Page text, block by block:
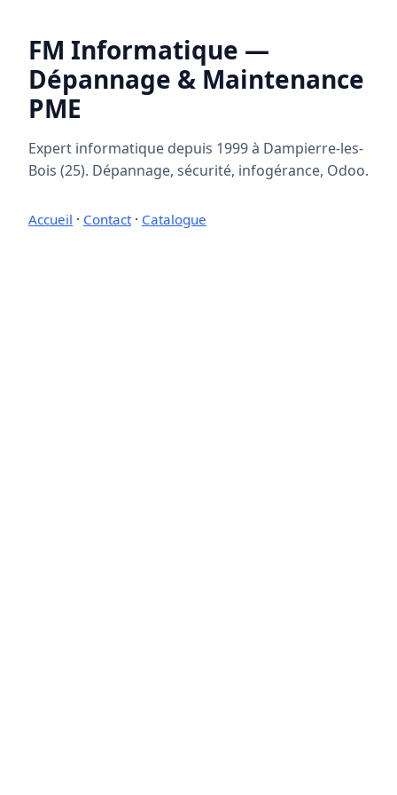
FM Informatique —
Dépannage & Maintenance
PME
Expert informatique depuis 1999 à Dampierre-les-
Bois (25). Dépannage, sécurité, infogérance, Odoo.
Accueil · Contact· Catalogue